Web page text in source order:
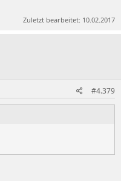
Zuletzt bearbeitet: 10.02.2017
#4.379